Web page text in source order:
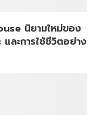
นิยามใหม่ของ
ละการใช้ชีวิตอย่าง